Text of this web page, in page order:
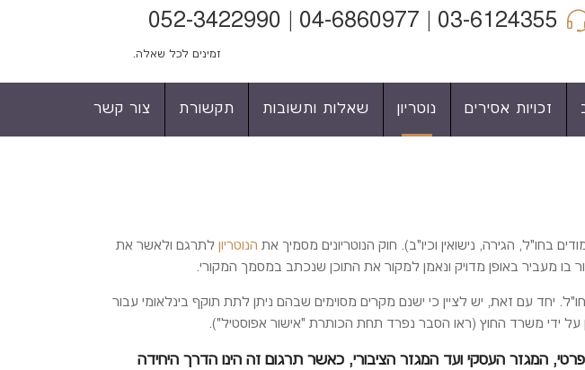
03-6124355 | 04-6860977 | 052-3422990
זמינים לכל שאלה.
זכויות אסירים נוטריון שאלות ותשובות תקשורת צור קשר
בחו"ל, הגירה, נישואין וכיו"ב). חוק הנוטריונים מסמיך את הנוטריון לתרגם ולאשר את
מעביר באופן מדויק ונאמן למקור את התוכן שנכתב במסמך המקורי.
יחד עם זאת, יש לציין כי ישנם מקרים מסוימים שבהם ניתן לתת תוקף בינלאומי עבור
על ידי משרד החוץ (ראו הסבר נפרד תחת הכותרת "אישור אפוסטיל").
המגזר העסקי ועד המגזר הציבורי, כאשר תרגום זה הינו הדרך היחידה